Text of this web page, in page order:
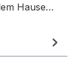
Hause…